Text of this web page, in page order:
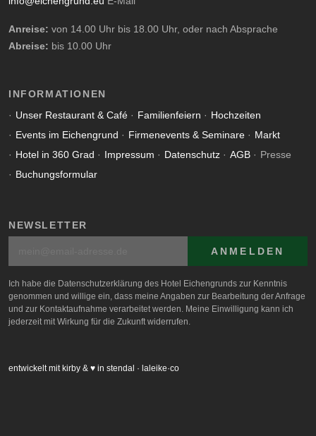
Anreise: von 14.00 Uhr bis 18.00 Uhr, oder nach Absprache
Abreise: bis 10.00 Uhr
INFORMATIONEN
Unser Restaurant & Café
Familienfeiern
Hochzeiten
Events im Eichengrund
Firmenevents & Seminare
Markt
Hotel in 360 Grad
Impressum Datenschutz AGB
Presse
Buchungsformular
NEWSLETTER
ANMELDEN
Ich habe die Datenschutzerklärung des Hotel Eichengrunds zur Kenntnis
genommen und willige ein, dass meine Angaben zur Bearbeitung der Anfrage
und zur Kontaktaufnahme verarbeitet werden. Meine Einwilligung kann ich
jederzeit mit Wirkung für die Zukunft widerrufen.
entwickelt mit kirby & ♥ in stendal · laleike·co